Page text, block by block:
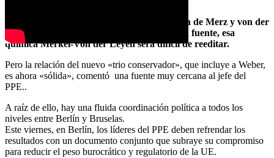
que nadie espere que la relación de Merz y von der
Leyen sea tan cálida, ya que, según la misma fuente, esa
química Merkel-Von der Leyen será difícil de reeditar.
Pero la relación del nuevo «trio conservador», que incluye a Weber,
es ahora «sólida», comentó una fuente muy cercana al jefe del
PPE..
A raíz de ello, hay una fluida coordinación política a todos los
niveles entre Berlín y Bruselas.
Este viernes, en Berlín, los líderes del PPE deben refrendar los
resultados con un documento conjunto que subraye su compromiso
para reducir el peso burocrático y regulatorio de la UE.